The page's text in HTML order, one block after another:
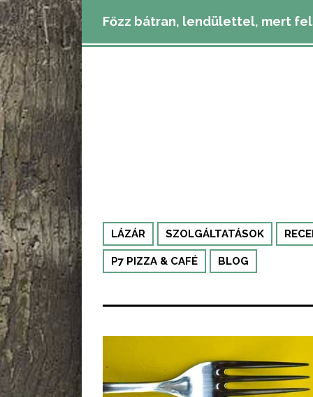
Főzz bátran, lendülettel, mert
LÁZÁR SZOLGÁLTATÁSOK
P7 PIZZA & CAFÉ BLOG